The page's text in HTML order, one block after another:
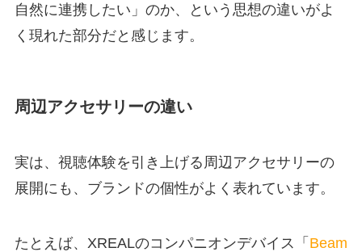
自然に連携したい」のか、という思想の違いがよ
く現れた部分だと感じます。
周辺アクセサリーの違い
実は、視聴体験を引き上げる周辺アクセサリーの
展開にも、ブランドの個性がよく表れています。
たとえば、XREALのコンパニオンデバイス「 Beam